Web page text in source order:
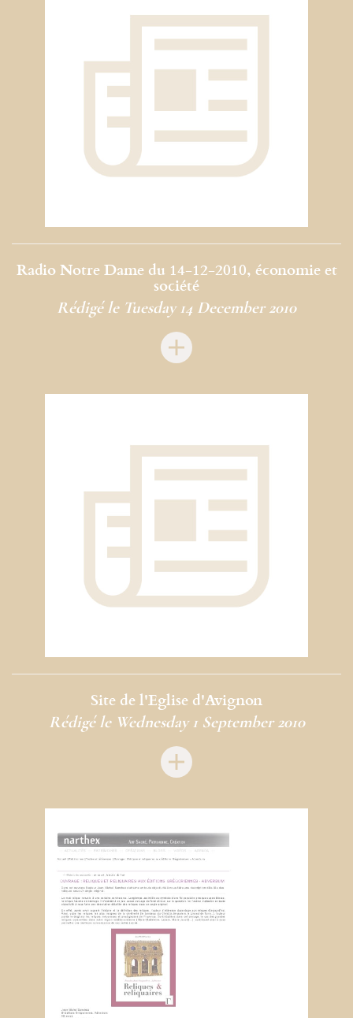
Radio Notre Dame du 14-12-2010, économie et
société
Rédigé le Tuesday 14 December 2010
Site de l'Eglise d'Avignon
Rédigé le Wednesday 1 September 2010